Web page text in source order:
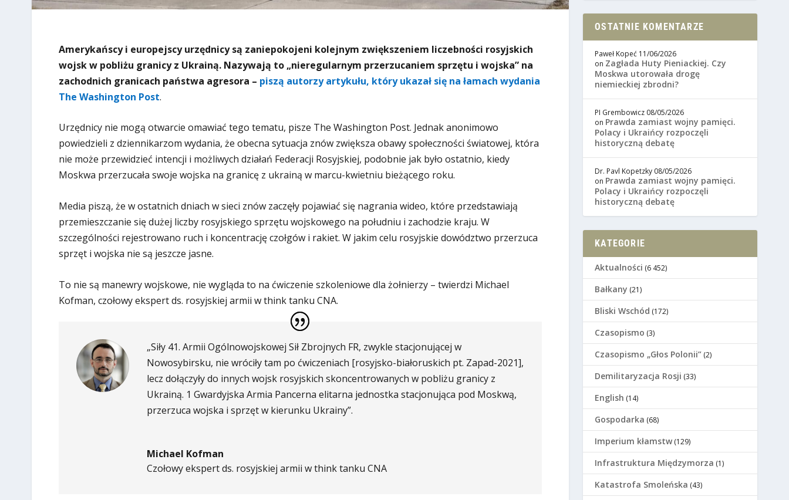
Amerykańscy i europejscy urzędnicy są zaniepokojeni kolejnym zwiększeniem liczebności rosyjskich
wojsk w pobliżu granicy z Ukrainą. Nazywają to „nieregularnym przerzucaniem sprzętu i wojska” na
zachodnich granicach państwa agresora – piszą autorzy artykułu, który ukazał się na łamach wydania
The Washington Post.
Urzędnicy nie mogą otwarcie omawiać tego tematu, pisze The Washington Post. Jednak anonimowo
powiedzieli z dziennikarzom wydania, że obecna sytuacja znów zwiększa obawy społeczności światowej, która
nie może przewidzieć intencji i możliwych działań Federacji Rosyjskiej, podobnie jak było ostatnio, kiedy
Moskwa przerzucała swoje wojska na granicę z ukrainą w marcu-kwietniu bieżącego roku.
Media piszą, że w ostatnich dniach w sieci znów zaczęły pojawiać się nagrania wideo, które przedstawiają
przemieszczanie się dużej liczby rosyjskiego sprzętu wojskowego na południu i zachodzie kraju. W
szczególności rejestrowano ruch i koncentrację czołgów i rakiet. W jakim celu rosyjskie dowództwo przerzuca
sprzęt i wojska nie są jeszcze jasne.
To nie są manewry wojskowe, nie wygląda to na ćwiczenie szkoleniowe dla żołnierzy – twierdzi Michael
Kofman, czołowy ekspert ds. rosyjskiej armii w think tanku CNA.
„Siły 41. Armii Ogólnowojskowej Sił Zbrojnych FR, zwykle stacjonującej w
Nowosybirsku, nie wróciły tam po ćwiczeniach [rosyjsko-białoruskich pt. Zapad-2021],
lecz dołączyły do innych wojsk rosyjskich skoncentrowanych w pobliżu granicy z
Ukrainą. 1 Gwardyjska Armia Pancerna elitarna jednostka stacjonująca pod Moskwą,
przerzuca wojska i sprzęt w kierunku Ukrainy”.
Michael Kofman
Czołowy ekspert ds. rosyjskiej armii w think tanku CNA
OSTATNIE KOMENTARZE
Paweł Kopeć 11/06/2026
on Zagłada Huty Pieniackiej. Czy
Moskwa utorowała drogę
niemieckiej zbrodni?
PI Grembowicz 08/05/2026
on Prawda zamiast wojny pamięci.
Polacy i Ukraińcy rozpoczęli
historyczną debatę
Dr. Pavl Kopetzky 08/05/2026
on Prawda zamiast wojny pamięci.
Polacy i Ukraińcy rozpoczęli
historyczną debatę
KATEGORIE
Aktualności (6 452)
Bałkany (21)
Bliski Wschód (172)
Czasopismo (3)
Czasopismo „Głos Polonii” (2)
Demilitaryzacja Rosji (33)
English (14)
Gospodarka (68)
Imperium kłamstw (129)
Infrastruktura Międzymorza (1)
Katastrofa Smoleńska (43)